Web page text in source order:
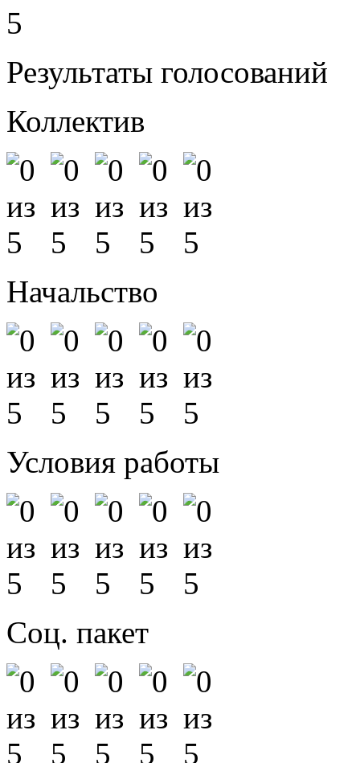
5
Результаты голосований
Коллектив
Начальство
Условия работы
Соц. пакет